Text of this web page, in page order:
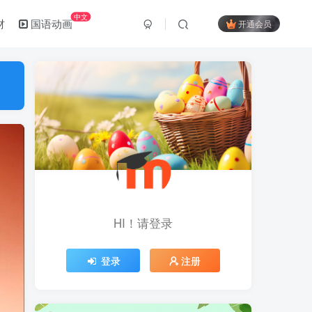
国语动画中文
开通会员
HI！请登录
登录 注册